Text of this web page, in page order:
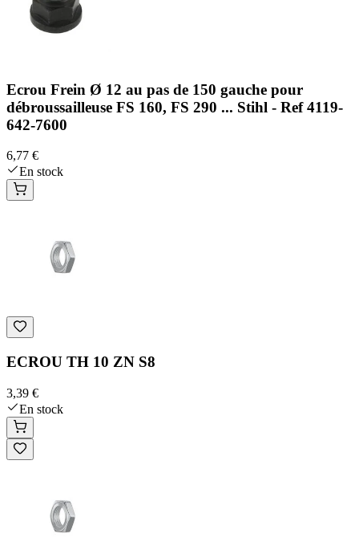
Ecrou Frein Ø 12 au pas de 150 gauche pour
débroussailleuse FS 160, FS 290 ... Stihl - Ref 4119-
642-7600
6,77 €
En stock
ECROU TH 10 ZN S8
3,39 €
En stock